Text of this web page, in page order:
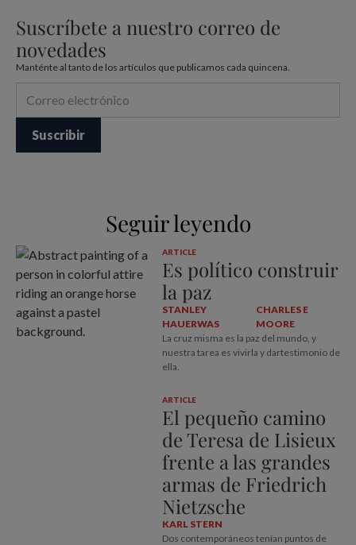
Suscríbete a nuestro correo de
novedades
Manténte al tanto de los artículos que publicamos cada quincena.
Seguir leyendo
ARTICLE
Es político construir
la paz
STANLEY
HAUERWAS
CHARLES E
MOORE
La cruz misma es la paz del mundo, y
nuestra tarea es vivirla y dartestimonio de
ella.
ARTICLE
El pequeño camino
de Teresa de Lisieux
frente a las grandes
armas de Friedrich
Nietzsche
KARL STERN
Dos contemporáneos tenían puntos de